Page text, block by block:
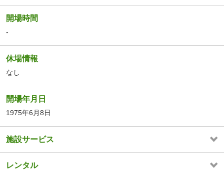
開場時間
-
休場情報
なし
開場年月日
1975年6月8日
施設サービス
レンタル